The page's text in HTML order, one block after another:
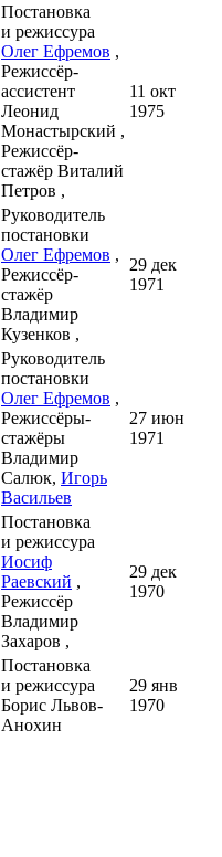
Постановка
и режиссура
Олег Ефремов ,
Режиссёр-
ассистент
Леонид
Монастырский ,
Режиссёр-
стажёр Виталий
Петров ,
11 окт
1975
Руководитель
постановки
Олег Ефремов ,
Режиссёр-
стажёр
Владимир
Кузенков ,
29 дек
1971
Руководитель
постановки
Олег Ефремов ,
Режиссёры-
стажёры
Владимир
Салюк, Игорь
Васильев
27 июн
1971
Постановка
и режиссура
Иосиф
Раевский ,
Режиссёр
Владимир
Захаров ,
29 дек
1970
Постановка
и режиссура
Борис Львов-
Анохин
29 янв
1970